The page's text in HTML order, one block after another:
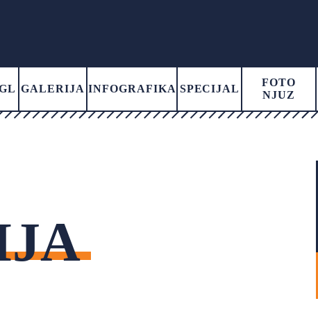
GALERIJA INFOGRAFIKA SPECIJAL
FOTO
NJUZ